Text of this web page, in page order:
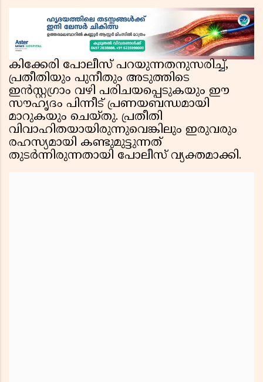
കിക്കേരി പോലീസ് പറയുന്നതനുസരിച്ച്,
പ്രതീതിയും പുനീതും അടുത്തിടെ
ഇൻസ്റ്റഗ്രാം വഴി പരിചയപ്പെടുകയും ഈ
സൗഹൃദം പിന്നീട് പ്രണയബന്ധമായി
മാറുകയും ചെയ്തു. പ്രതീതി
വിവാഹിതയായിരുന്നുവെങ്കിലും ഇരുവരും
രഹസ്യമായി കണ്ടുമുട്ടുന്നത്
തുടർന്നിരുന്നതായി പോലീസ് വ്യക്തമാക്കി.